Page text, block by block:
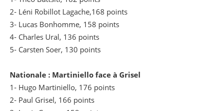
2- Léni Robillot Lagache,168 points
3- Lucas Bonhomme, 158 points
4- Charles Ural, 136 points
5- Carsten Soer, 130 points
Nationale : Martiniello face à Grisel
1- Hugo Martiniello, 176 points
2- Paul Grisel, 166 points